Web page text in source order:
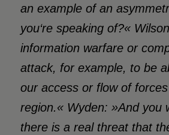
an example of an
you‘re speaking of?«
information warfare or
attack, for example, to be
our access or flow of
region.« Wyden: »And you
there is a real threat that